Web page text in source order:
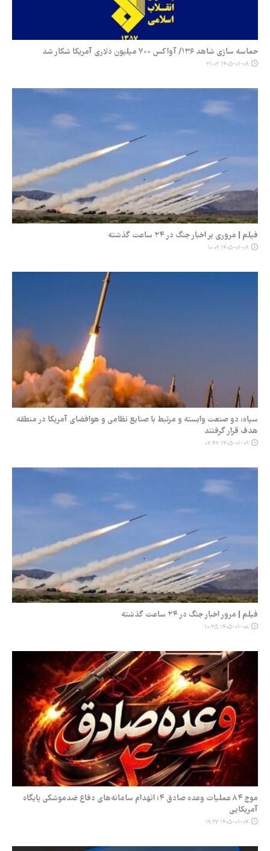
حماسه سازی شاهد ۱۳۶/ آواکس ۷۰۰ میلیون دلاری آمریکا شکار شد
۱۴۰۵-۰۱-۰۹ ۲۱:۰۲
فیلم | مروری بر اخبار جنگ در ۲۴ ساعت گذشته
۱۴۰۵-۰۱-۰۹ ۱۰:۰۹
سپاه: دو صنعت وابسته و مرتبط با صنایع نظامی و هوافضای آمریکا در منطقه
هدف قرار گرفتند
۱۴۰۵-۰۱-۰۹ ۰۲:۴۲
فیلم | مرور اخبار جنگ در ۲۴ ساعت گذشته
۱۴۰۵-۰۱-۰۸ ۱۰:۳۵
موج ۸۴ عملیات وعده صادق ۴؛ انهدام سامانه‌های دفاع ضدموشکی پایگاه
آمریکایی
۱۴۰۵-۰۱-۰۷ ۱۹:۲۷